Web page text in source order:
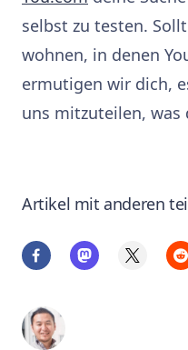
selbst zu testen.
wohnen, in denen
ermutigen wir dich,
uns mitzuteilen, was
Artikel mit anderen